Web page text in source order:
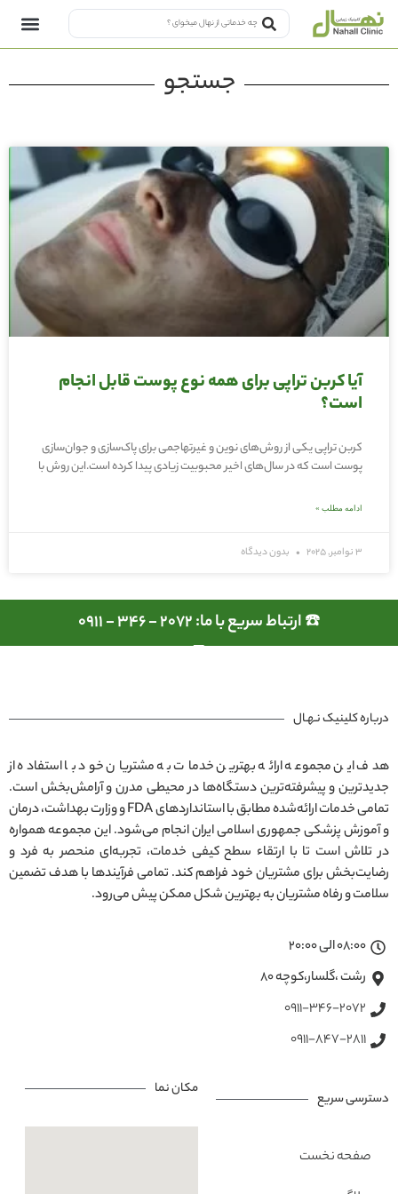
جستجو
آیا کربن تراپی برای همه نوع پوست قابل انجام
است؟
کربن تراپی یکی از روش‌های نوین و غیرتهاجمی برای پاک‌سازی و جوان‌سازی
پوست است که در سال‌های اخیر محبوبیت زیادی پیدا کرده است.این روش با
ادامه مطلب »
3 نوامبر, 2025 بدون دیدگاه
☎️ ارتباط سریع با ما: 2072 - 346 - 0911
درباره کلینیک نـهـال
هدف این مجموعه ارائه بهترین خدمات به مشتریان خود با استفاده از
جدیدترین و پیشرفته‌ترین دستگاه‌ها در محیطی مدرن و آرامش‌بخش است.
تمامی خدمات ارائه‌شده مطابق با استانداردهای FDA و وزارت بهداشت، درمان
و آموزش پزشکی جمهوری اسلامی ایران انجام می‌شود. این مجموعه همواره
در تلاش است تا با ارتقاء سطح کیفی خدمات، تجربه‌ای منحصر به فرد و
رضایت‌بخش برای مشتریان خود فراهم کند. تمامی فرآیندها با هدف تضمین
سلامت و رفاه مشتریان به بهترین شکل ممکن پیش می‌رود.
08:00 الی 20:00
رشت ،گلسار،کوچه ۸۰
0911-346-2072
0911-847-2811
دسترسی سریع
صفحه نخست
مکان نما